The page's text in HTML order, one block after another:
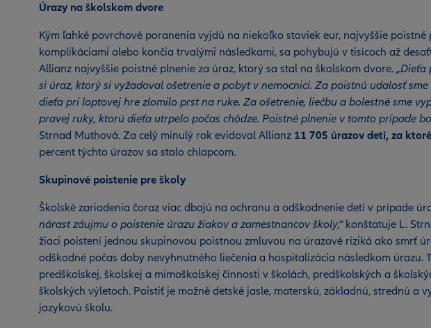
Úrazy na školskom dvore
Kým ľahké povrchové poranenia vyjdú na niekoľko stoviek eur, najvyššie
komplikáciami alebo končia trvalými následkami, sa pohybujú v tisícoch až
Allianz najvyššie poistné plnenie za úraz, ktorý sa stal na školskom dvore. „Dieťa
si úraz, ktorý si vyžadoval ošetrenie a pobyt v nemocnici. Za poistnú udalosť
dieťa pri loptovej hre zlomilo prst na ruke. Za ošetrenie, liečbu a bolestné sme
pravej ruky, ktorú dieťa utrpelo počas chôdze. Poistné plnenie v tomto prípade
Strnad Muthová. Za celý minulý rok evidoval Allianz 11 705 úrazov detí, za
percent týchto úrazov sa stalo chlapcom.
Skupinové poistenie pre školy
Školské zariadenia čoraz viac dbajú na ochranu a odškodnenie detí v prípade
nárast záujmu o poistenie úrazu žiakov a zamestnancov školy,“konštatuje L.
žiaci poistení jednou skupinovou poistnou zmluvou na úrazové riziká ako smrť
odškodné počas doby nevyhnutného liečenia a hospitalizácia následkom úrazu.
predškolskej, školskej a mimoškolskej činnosti v školách, predškolských a
školských výletoch. Poistiť je možné detské jasle, materskú, základnú, strednú a
jazykovú školu.